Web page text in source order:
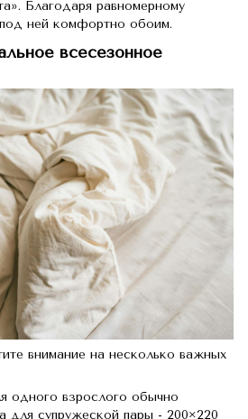
Благодаря равномерному
ней комфортно обоим.
всесезонное
внимание на несколько важных
одного взрослого обычно
для супружеской пары - 200×220